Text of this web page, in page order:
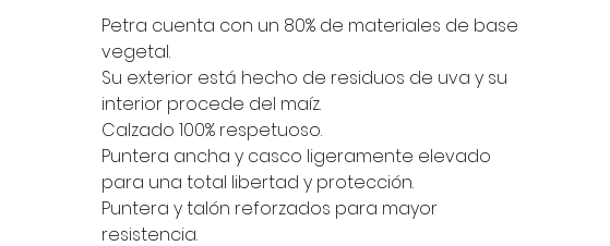
Petra cuenta con un 80% de materiales de base
vegetal.
Su exterior está hecho de residuos de uva y su
interior procede del maíz.
Calzado 100% respetuoso.
Puntera ancha y casco ligeramente elevado
para una total libertad y protección.
Puntera y talón reforzados para mayor
resistencia.